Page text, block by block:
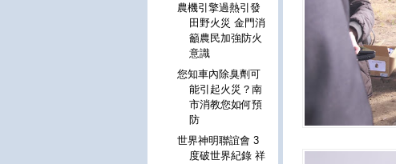
農機引擎過熱引發
田野火災 金門消
籲農民加強防火
意識
您知車內除臭劑可
能引起火災？南
市消教您如何預
防
世界神明聯誼會 3
度破世界紀錄 祥